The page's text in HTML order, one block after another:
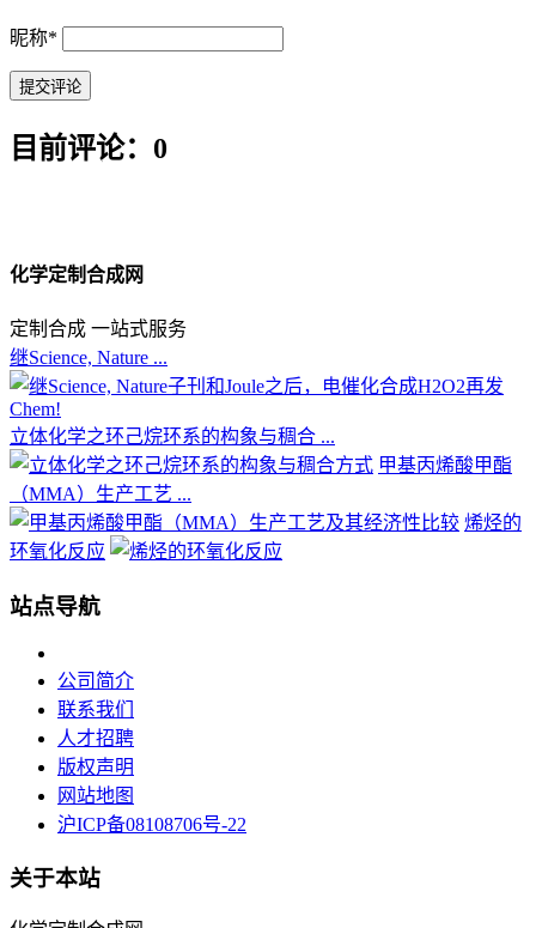
昵称*
目前评论：0
化学定制合成网
定制合成 一站式服务
继Science, Nature ...
立体化学之环己烷环系的构象与稠合 ...
甲基丙烯酸甲酯
（MMA）生产工艺 ...
烯烃的
环氧化反应
站点导航
公司简介
联系我们
人才招聘
版权声明
网站地图
沪ICP备08108706号-22
关于本站